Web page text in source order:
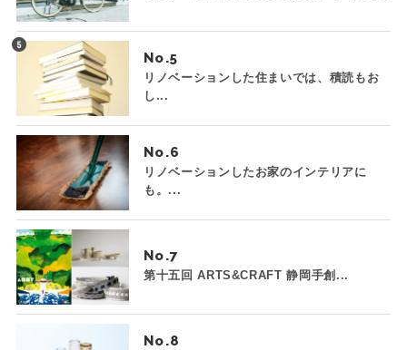
No.
リノベーションした住まいでは、積読もお
し...
No.
リノベーションしたお家のインテリアに
も。...
No.
第十五回 ARTS&CRAFT 静岡手創...
No.